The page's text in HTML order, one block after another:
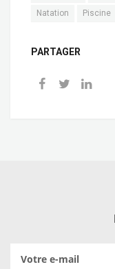
Natation
Piscine
PARTAGER